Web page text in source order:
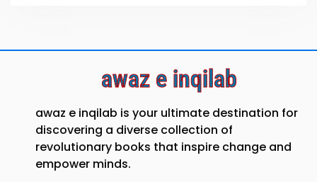
awaz e inqilab
awaz e inqilab is your ultimate destination for
discovering a diverse collection of
revolutionary books that inspire change and
empower minds.